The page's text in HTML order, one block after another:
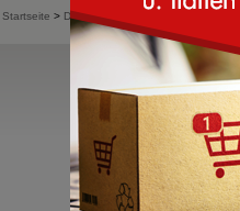
Startseite > Damen>
De